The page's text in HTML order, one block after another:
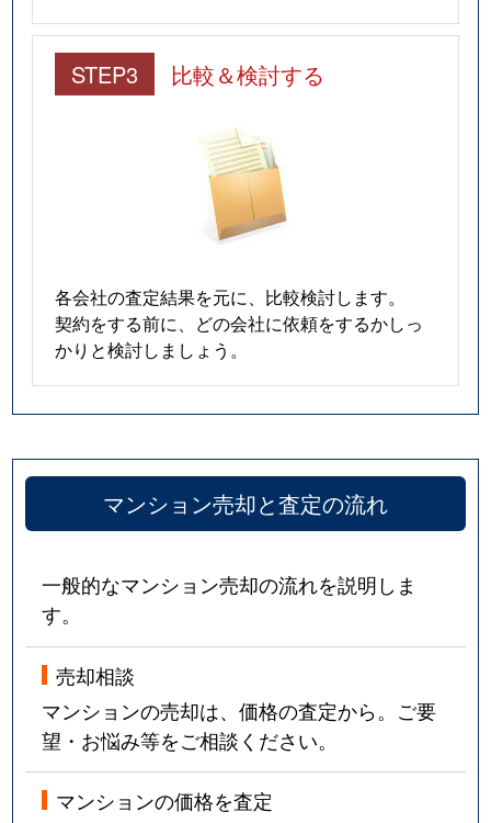
STEP3 比較＆検討する
各会社の査定結果を元に、比較検討します。
契約をする前に、どの会社に依頼をするかしっ
かりと検討しましょう。
マンション売却と査定の流れ
一般的なマンション売却の流れを説明しま
す。
売却相談
マンションの売却は、価格の査定から。ご要
望・お悩み等をご相談ください。
マンションの価格を査定